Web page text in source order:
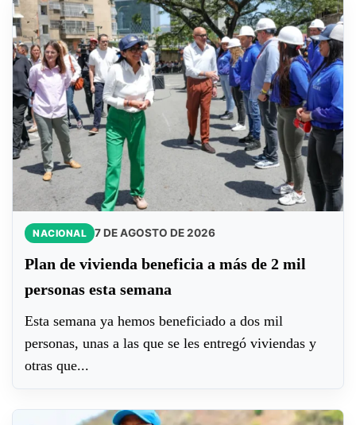
NACIONAL 7 DE AGOSTO DE 2026
Plan de vivienda beneficia a más de 2 mil
personas esta semana
Esta semana ya hemos beneficiado a dos mil
personas, unas a las que se les entregó viviendas y
otras que...